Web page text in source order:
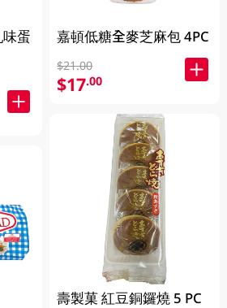
蛋
嘉頓低糖全麥芝麻包 4PC
$21.00
$17.00
壽製菓 紅豆銅鑼燒 5 PC